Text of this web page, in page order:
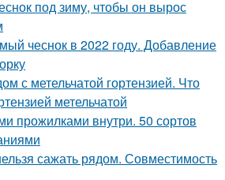
под зиму, чтобы он вырос
чеснок в 2022 году. Добавление
с метельчатой гортензией. Что
метельчатой
прожилками внутри. 50 сортов
сажать рядом. Совместимость